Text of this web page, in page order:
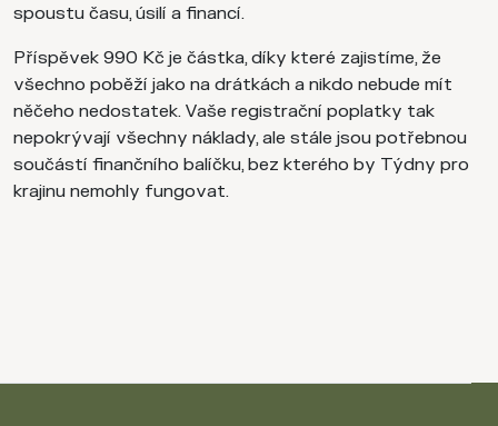
spoustu času, úsilí a financí.
Příspěvek 990 Kč je částka, díky které zajistíme, že
všechno poběží jako na drátkách a nikdo nebude mít
něčeho nedostatek. Vaše registrační poplatky tak
nepokrývají všechny náklady, ale stále jsou potřebnou
součástí finančního balíčku, bez kterého by Týdny pro
krajinu nemohly fungovat.